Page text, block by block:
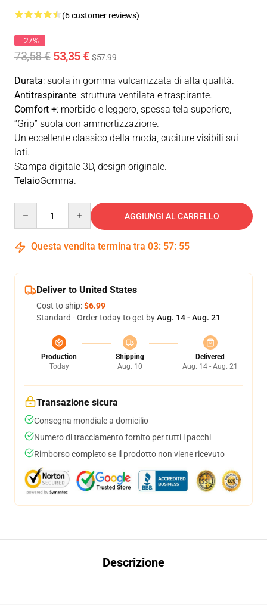
(6 customer reviews)
-27%
73,58 € 53,35 € $57.99
Durata: suola in gomma vulcanizzata di alta qualità.
Antitraspirante: struttura ventilata e traspirante.
Comfort +: morbido e leggero, spessa tela superiore,
“Grip” suola con ammortizzazione.
Un eccellente classico della moda, cuciture visibili sui
lati.
Stampa digitale 3D, design originale.
TelaioGomma.
AGGIUNGI AL CARRELLO
Questa vendita termina tra 03: 57: 54
Deliver to United States
Cost to ship:$6.99
Standard - Order today to get byAug. 14 - Aug. 21
Production
Today
Shipping
Aug. 10
Delivered
Aug. 14 - Aug. 21
Transazione sicura
Consegna mondiale a domicilio
Numero di tracciamento fornito per tutti i pacchi
Rimborso completo se il prodotto non viene ricevuto
Descrizione